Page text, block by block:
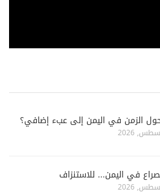
الزمن في اليمن إلى عبء إضافي؟
في اليمن... للاستنزاف